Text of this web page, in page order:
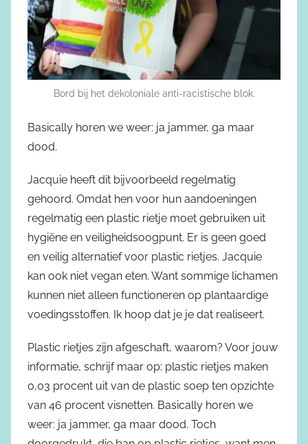
Bord bij het dekoloniale anti-racistische blok.
Basically horen we weer: ja jammer, ga maar
dood.
Jacquie heeft dit bijvoorbeeld regelmatig
gehoord. Omdat hen voor hun aandoeningen
regelmatig een plastic rietje moet gebruiken uit
hygiëne en veiligheidsoogpunt. Er is geen goed
en veilig alternatief voor plastic rietjes. Jacquie
kan ook niet vegan eten. Want sommige lichamen
kunnen niet alleen functioneren op plantaardige
voedingsstoffen. Ik hoop dat je je dat realiseert.
Plastic rietjes zijn afgeschaft, waarom? Voor jouw
informatie, schrijf maar op: plastic rietjes maken
0,03 procent uit van de plastic soep ten opzichte
van 46 procent visnetten. Basically horen we
weer: ja jammer, ga maar dood. Toch